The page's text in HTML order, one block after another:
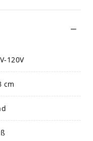
120V
cm